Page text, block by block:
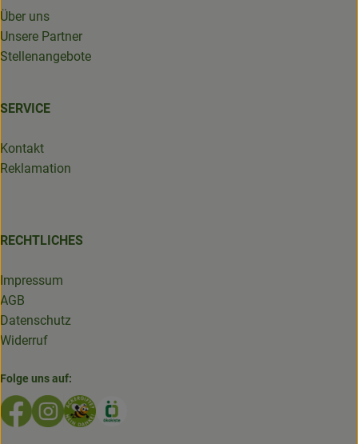
Über uns
Unsere Partner
Stellenangebote
SERVICE
Kontakt
Reklamation
RECHTLICHES
Impressum
AGB
Datenschutz
Widerruf
Folge uns auf:
Externer Link zu https://www.facebook.com/
Externer Link zu https://www.instagram.com/
Externer Link zu https://www.bioladen-